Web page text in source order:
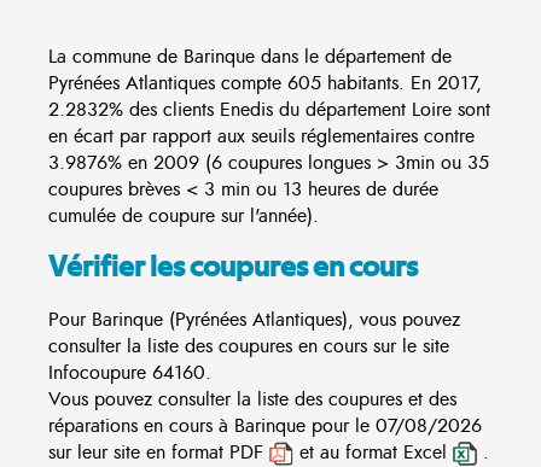
La commune de Barinque dans le département de
Pyrénées Atlantiques compte 605 habitants. En 2017,
2.2832% des clients Enedis du département Loire sont
en écart par rapport aux seuils réglementaires contre
3.9876% en 2009 (6 coupures longues > 3min ou 35
coupures brèves < 3 min ou 13 heures de durée
cumulée de coupure sur l'année).
Vérifier les coupures en cours
Pour Barinque (Pyrénées Atlantiques), vous pouvez
consulter la liste des coupures en cours sur le site
Infocoupure 64160.
Vous pouvez consulter la liste des coupures et des
réparations en cours à Barinque pour le 07/08/2026
sur leur site en format PDF
et au format Excel .